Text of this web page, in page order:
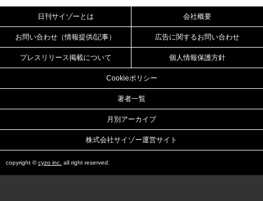
日刊サイゾーとは 会社概要
お問い合わせ（情報提供/記事） 広告に関するお問い合わせ
プレスリリース掲載について 個人情報保護方針
Cookieポリシー
著者一覧
月別アーカイブ
株式会社サイゾー運営サイト
copyright ©cyzo inc. all right reserved.